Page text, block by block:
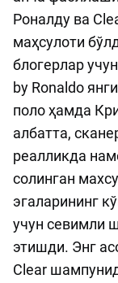
Роналду ва
маҳсулоти
блогерлар
by Ronaldo
поло ҳамда
албатта,
реалликда
солинган
эгаларининг
учун севимли
этишди. Энг
Clear